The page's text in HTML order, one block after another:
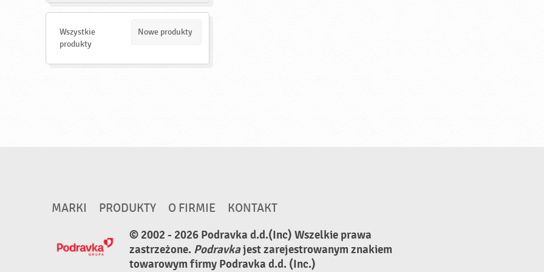
d
Wszystkie
produkty
Nowe produkty
MARKI PRODUKTY O FIRMIE
KONTAKT
© 2002 - 2026 Podravka d.d.(Inc) Wszelkie prawa
zastrzeżone. Podravkajest zarejestrowanym znakiem
towarowym firmy Podravka d.d. (Inc.)